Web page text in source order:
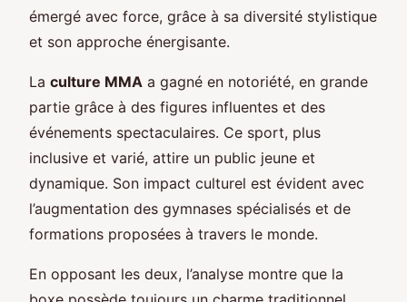
émergé avec force, grâce à sa diversité stylistique
et son approche énergisante.
La culture MMA a gagné en notoriété, en grande
partie grâce à des figures influentes et des
événements spectaculaires. Ce sport, plus
inclusive et varié, attire un public jeune et
dynamique. Son impact culturel est évident avec
l’augmentation des gymnases spécialisés et de
formations proposées à travers le monde.
En opposant les deux, l’analyse montre que la